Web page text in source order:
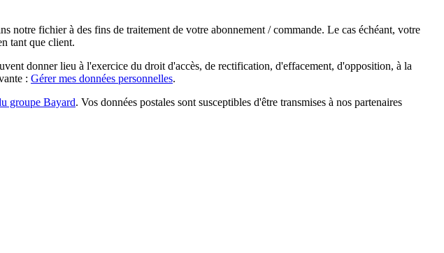
notre fichier à des fins de traitement de votre abonnement / commande. Le cas échéant, votre
tant que client.
donner lieu à l'exercice du droit d'accès, de rectification, d'effacement, d'opposition, à la
: Gérer mes données personnelles.
groupe Bayard. Vos données postales sont susceptibles d'être transmises à nos partenaires